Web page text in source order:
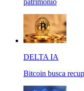
DELTA IA
Bitcoin busca